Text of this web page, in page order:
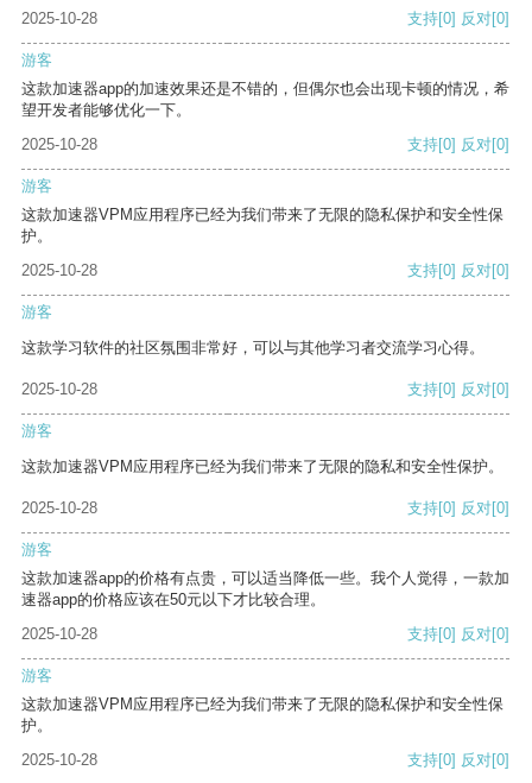
2025-10-28 支持[0] 反对[0]
游客
这款加速器app的加速效果还是不错的，但偶尔也会出现卡顿的情况，希
望开发者能够优化一下。
2025-10-28
支持[0] 反对[0]
游客
这款加速器VPM应用程序已经为我们带来了无限的隐私保护和安全性保
护。
2025-10-28
支持[0] 反对[0]
游客
这款学习软件的社区氛围非常好，可以与其他学习者交流学习心得。
2025-10-28 支持[0] 反对[0]
游客
这款加速器VPM应用程序已经为我们带来了无限的隐私和安全性保护。
2025-10-28 支持[0] 反对[0]
游客
这款加速器app的价格有点贵，可以适当降低一些。我个人觉得，一款加
速器app的价格应该在50元以下才比较合理。
2025-10-28
支持[0] 反对[0]
游客
这款加速器VPM应用程序已经为我们带来了无限的隐私保护和安全性保
护。
2025-10-28
支持[0] 反对[0]